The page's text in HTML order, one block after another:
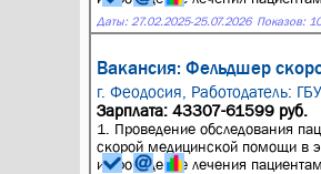
Даты: 27.02.2025-25.07.2026 Показов:
Вакансия: Фельдшер
г. Феодосия, Работодатель:
Зарплата: 43307-61599 руб.
1. Проведение обследования
скорой медицинской помощи в
и проведение лечения пациентам